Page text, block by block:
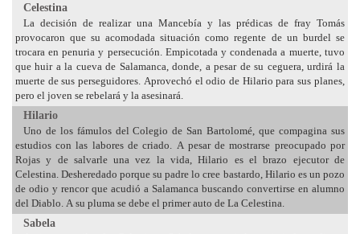
Celestina
La decisión de realizar una Mancebía y las prédicas de fray Tomás
provocaron que su acomodada situación como regente de un burdel se
trocara en penuria y persecución. Empicotada y condenada a muerte, tuvo
que huir a la cueva de Salamanca, donde, a pesar de su ceguera, urdirá la
muerte de sus perseguidores. Aprovechó el odio de Hilario para sus planes,
pero el joven se rebelará y la asesinará.
Hilario
Uno de los fámulos del Colegio de San Bartolomé, que compagina sus
estudios con las labores de criado. A pesar de mostrarse preocupado por
Rojas y de salvarle una vez la vida, Hilario es el brazo ejecutor de
Celestina. Desheredado porque su padre lo cree bastardo, Hilario es un pozo
de odio y rencor que acudió a Salamanca buscando convertirse en alumno
del Diablo. A su pluma se debe el primer auto de La Celestina.
Sabela